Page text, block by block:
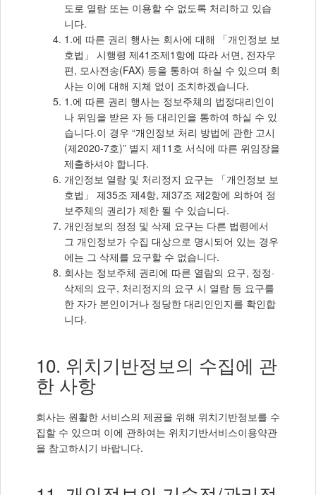
도로 열람 또는 이용할 수 없도록 처리하고 있습
니다.
1.에 따른 권리 행사는 회사에 대해 「개인정보 보
호법」 시행령 제41조제1항에 따라 서면, 전자우
편, 모사전송(FAX) 등을 통하여 하실 수 있으며 회
사는 이에 대해 지체 없이 조치하겠습니다.
1.에 따른 권리 행사는 정보주체의 법정대리인이
나 위임을 받은 자 등 대리인을 통하여 하실 수 있
습니다.이 경우 “개인정보 처리 방법에 관한 고시
(제2020-7호)” 별지 제11호 서식에 따른 위임장을
제출하셔야 합니다.
개인정보 열람 및 처리정지 요구는 「개인정보 보
호법」 제35조 제4항, 제37조 제2항에 의하여 정
보주체의 권리가 제한 될 수 있습니다.
개인정보의 정정 및 삭제 요구는 다른 법령에서
그 개인정보가 수집 대상으로 명시되어 있는 경우
에는 그 삭제를 요구할 수 없습니다.
회사는 정보주체 권리에 따른 열람의 요구, 정정·
삭제의 요구, 처리정지의 요구 시 열람 등 요구를
한 자가 본인이거나 정당한 대리인인지를 확인합
니다.
10. 위치기반정보의 수집에 관
한 사항
회사는 원활한 서비스의 제공을 위해 위치기반정보를 수
집할 수 있으며 이에 관하여는 위치기반서비스이용약관
을 참고하시기 바랍니다.